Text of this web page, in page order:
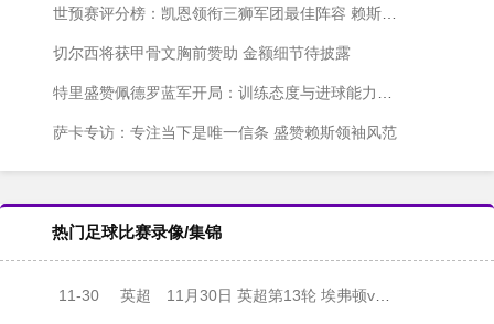
世预赛评分榜：凯恩领衔三狮军团最佳阵容 赖斯萨卡紧随其后
切尔西将获甲骨文胸前赞助 金额细节待披露
特里盛赞佩德罗蓝军开局：训练态度与进球能力俱佳
萨卡专访：专注当下是唯一信条 盛赞赖斯领袖风范
热门足球比赛录像/集锦
11-30 英超 11月30日 英超第13轮 埃弗顿vs纽卡斯尔联 全场录像